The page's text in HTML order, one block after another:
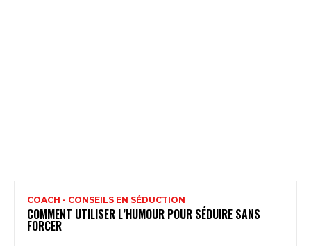
COACH - CONSEILS EN SÉDUCTION
COMMENT UTILISER L’HUMOUR POUR SÉDUIRE SANS
FORCER